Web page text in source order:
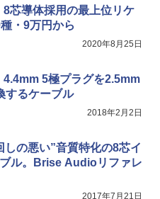
芯導体採用の最上位リケ
・9万円から
2020年8月25日
5極プラグを2.5mm
するケーブル
2018年2月2日
しの悪い”音質特化の8芯イ
ル。Brise Audioリファレ
2017年7月21日